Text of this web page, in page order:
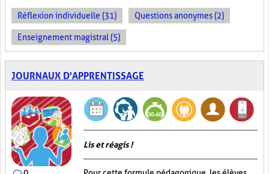
Réflexion individuelle (31) Questions anonymes (2)
Enseignement magistral (5)
JOURNAUX D'APPRENTISSAGE
Lis et réagis !